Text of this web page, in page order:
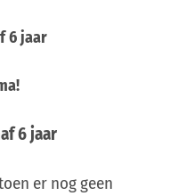
6 jaar
6 jaar
er nog geen